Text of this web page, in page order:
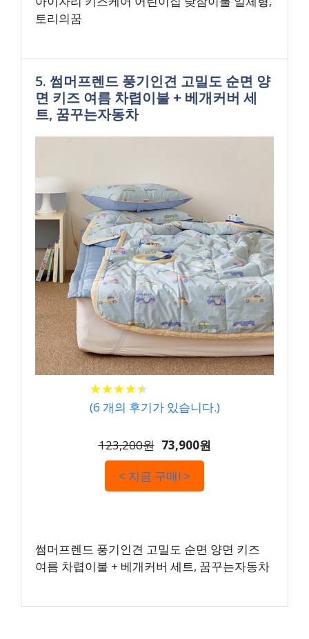
토리의꿈
5. 썸머프렌드 풍기인견 고밀도 순면 양
면 키즈 여름 차렵이불 + 베개커버 세
트, 꿈꾸는자동차
★★★★★
★★★★★
(6 개의 후기가 있습니다.)
123,200원 73,900원
< 지금 구매! >
썸머프렌드 풍기인견 고밀도 순면 양면 키즈
여름 차렵이불 + 베개커버 세트, 꿈꾸는자동차